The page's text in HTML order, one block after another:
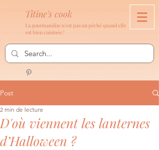
Titine's cook
La gourmandise n'est pas un péché quand elle
est bien cuisinée !
Post
D'où viennent les lanternes
d’Halloween ?
2 min de lecture